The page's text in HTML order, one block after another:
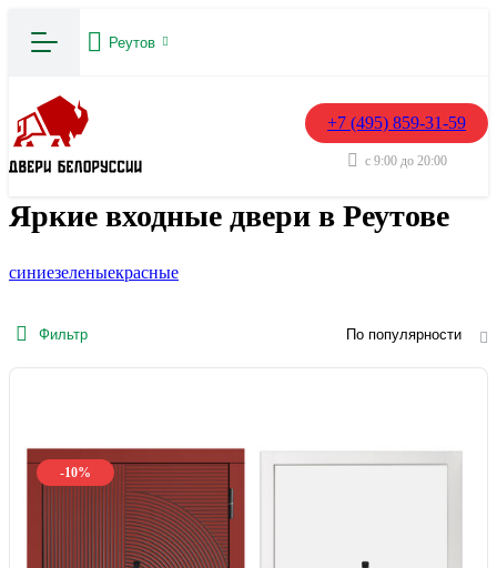
Реутов
+7 (495) 859-31-59
с 9:00 до 20:00
Яркие входные двери в Реутове
синиезеленыекрасные
Фильтр По популярности
-10%